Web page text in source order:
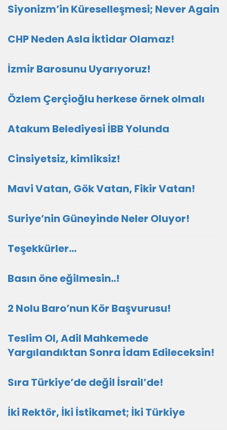
Siyonizm’in Küreselleşmesi; Never Again
CHP Neden Asla İktidar Olamaz!
İzmir Barosunu Uyarıyoruz!
Özlem Çerçioğlu herkese örnek olmalı
Atakum Belediyesi İBB Yolunda
Cinsiyetsiz, kimliksiz!
Mavi Vatan, Gök Vatan, Fikir Vatan!
Suriye’nin Güneyinde Neler Oluyor!
Teşekkürler…
Basın öne eğilmesin..!
2 Nolu Baro’nun Kör Başvurusu!
Teslim Ol, Adil Mahkemede
Yargılandıktan Sonra İdam Edileceksin!
Sıra Türkiye’de değil İsrail’de!
İki Rektör, İki İstikamet; İki Türkiye